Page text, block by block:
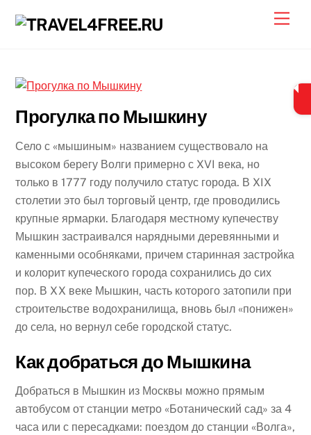
Прогулка по Мышкину
Село с «мышиным» названием существовало на
высоком берегу Волги примерно с XVI века, но
только в 1777 году получило статус города. В XIX
столетии это был торговый центр, где проводились
крупные ярмарки. Благодаря местному купечеству
Мышкин застраивался нарядными деревянными и
каменными особняками, причем старинная застройка
и колорит купеческого города сохранились до сих
пор. В XX веке Мышкин, часть которого затопили при
строительстве водохранилища, вновь был «понижен»
до села, но вернул себе городской статус.
Как добраться до Мышкина
Добраться в Мышкин из Москвы можно прямым
автобусом от станции метро «Ботанический сад» за 4
часа или с пересадками: поездом до станции «Волга»,